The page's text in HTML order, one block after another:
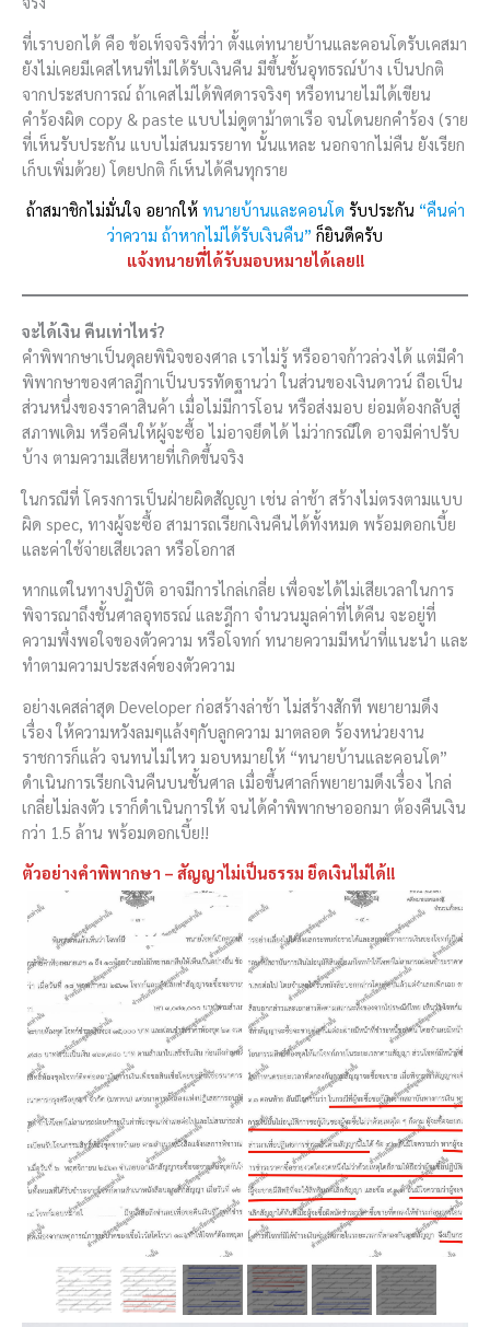
ที่เราบอกได้ คือ ข้อเท็จจริงที่ว่า ตั้งแต่ทนายบ้านและคอนโดรับเคสมา
ยังไม่เคยมีเคสไหนที่ไม่ได้รับเงินคืน มีขึ้นชั้นอุทธรณ์บ้าง เป็นปกติ
จากประสบการณ์ ถ้าเคสไม่ได้พิศดารจริงๆ หรือทนายไม่ได้เขียน
คำร้องผิด copy & paste แบบไม่ดูตาม้าตาเรือ จนโดนยกคำร้อง (ราย
ที่เห็นรับประกัน แบบไม่สนมรรยาท นั้นแหละ นอกจากไม่คืน ยังเรียก
เก็บเพิ่มด้วย) โดยปกติ ก็เห็นได้คืนทุกราย
ถ้าสมาชิกไม่มั่นใจ อยากให้ ทนายบ้านและคอนโด รับประกัน “คืนค่า
ว่าความ ถ้าหากไม่ได้รับเงินคืน” ก็ยินดีครับ
แจ้งทนายที่ได้รับมอบหมายได้เลย!!
จะได้เงิน คืนเท่าไหร่?
คำพิพากษาเป็นดุลยพินิจของศาล เราไม่รู้ หรืออาจก้าวล่วงได้ แต่มีคำ
พิพากษาของศาลฎีกาเป็นบรรทัดฐานว่า ในส่วนของเงินดาวน์ ถือเป็น
ส่วนหนึ่งของราคาสินค้า เมื่อไม่มีการโอน หรือส่งมอบ ย่อมต้องกลับสู่
สภาพเดิม หรือคืนให้ผู้จะซื้อ ไม่อาจยึดได้ ไม่ว่ากรณีใด อาจมีค่าปรับ
บ้าง ตามความเสียหายที่เกิดขึ้นจริง
ในกรณีที่ โครงการเป็นฝ่ายผิดสัญญา เช่น ล่าช้า สร้างไม่ตรงตามแบบ
ผิด spec, ทางผู้จะซื้อ สามารถเรียกเงินคืนได้ทั้งหมด พร้อมดอกเบี้ย
และค่าใช้จ่ายเสียเวลา หรือโอกาส
หากแต่ในทางปฏิบัติ อาจมีการไกล่เกลี่ย เพื่อจะได้ไม่เสียเวลาในการ
พิจารณาถึงชั้นศาลอุทธรณ์ และฎีกา จำนวนมูลค่าที่ได้คืน จะอยู่ที่
ความพึ่งพอใจของตัวความ หรือโจทก์ ทนายความมีหน้าที่แนะนำ และ
ทำตามความประสงค์ของตัวความ
อย่างเคสล่าสุด Developer ก่อสร้างล่าช้า ไม่สร้างสักที พยายามดึง
เรื่อง ให้ความหวังลมๆแล้งๆกับลูกความ มาตลอด ร้องหน่วยงาน
ราชการก็แล้ว จนทนไม่ไหว มอบหมายให้ “ทนายบ้านและคอนโด”
ดำเนินการเรียกเงินคืนบนชั้นศาล เมื่อขึ้นศาลก็พยายามดึงเรื่อง ไกล่
เกลี่ยไม่ลงตัว เราก็ดำเนินการให้ จนได้คำพิพากษาออกมา ต้องคืนเงิน
กว่า 1.5 ล้าน พร้อมดอกเบี้ย!!
ตัวอย่างคำพิพากษา – สัญญาไม่เป็นธรรม ยึดเงินไม่ได้!!